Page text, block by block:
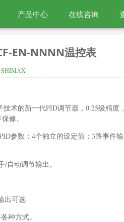
产品中心 在线咨询
EN-NNNN温控表
SHIMAX
术的新一代PID调节器，0.25级精度
修。
参数；4个独立的设定值；3路事件
自动调节输出。
出可选
种方式。